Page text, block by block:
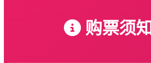
购票须知